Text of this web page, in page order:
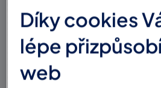
Pomáháme
Díky cookies
lépe
web